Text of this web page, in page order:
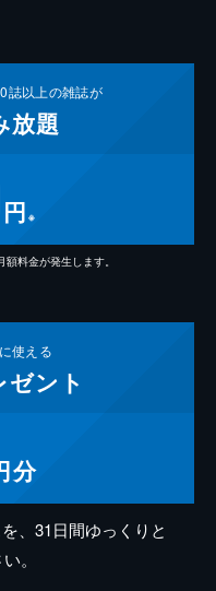
誌以上の雑誌が
放題
円 ※
料金が発生します。
使える
ゼント
分
、31日間ゆっくりと
。